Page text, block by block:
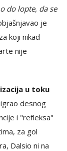
do lopte, da se
je
koji nikad
nije
u toku
desnog
i "refleksa"
za gol
Dalsio ni na